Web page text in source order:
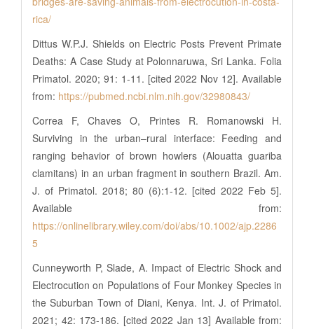
rica/
Dittus W.P.J. Shields on Electric Posts Prevent Primate
Deaths: A Case Study at Polonnaruwa, Sri Lanka. Folia
Primatol. 2020; 91: 1-11. [cited 2022 Nov 12]. Available
from: https://pubmed.ncbi.nlm.nih.gov/32980843/
Correa F, Chaves O, Printes R. Romanowski H.
Surviving in the urban–rural interface: Feeding and
ranging behavior of brown howlers (Alouatta guariba
clamitans) in an urban fragment in southern Brazil. Am.
J. of Primatol. 2018; 80 (6):1-12. [cited 2022 Feb 5].
Available from:
https://onlinelibrary.wiley.com/doi/abs/10.1002/ajp.2286
5
Cunneyworth P, Slade, A. Impact of Electric Shock and
Electrocution on Populations of Four Monkey Species in
the Suburban Town of Diani, Kenya. Int. J. of Primatol.
2021; 42: 173-186. [cited 2022 Jan 13] Available from: